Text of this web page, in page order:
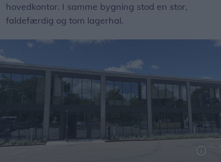
hovedkontor. I samme bygning stod en stor,
faldefærdig og tom lagerhal.